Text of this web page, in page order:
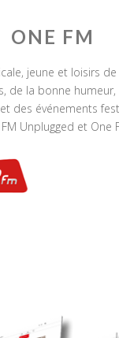
ONE FM
jeune et loisirs
de la bonne
des événements
Unplugged et One